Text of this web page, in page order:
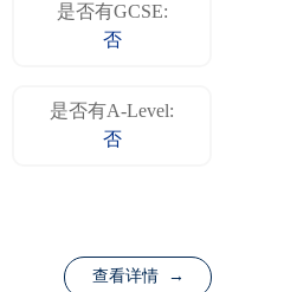
是否有GCSE:
否
是否有A-Level:
否
查看详情 →